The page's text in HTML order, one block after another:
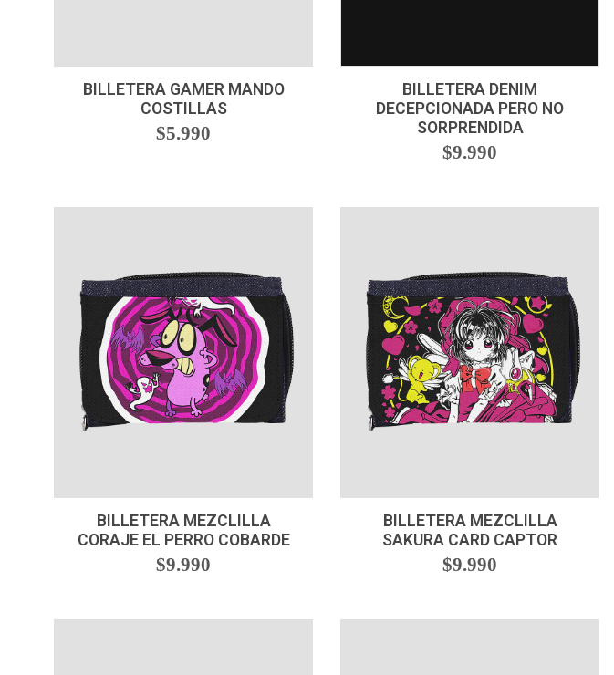
BILLETERA GAMER MANDO
COSTILLAS
$5.990
BILLETERA DENIM
DECEPCIONADA PERO NO
SORPRENDIDA
$9.990
BILLETERA MEZCLILLA
CORAJE EL PERRO COBARDE
$9.990
BILLETERA MEZCLILLA
SAKURA CARD CAPTOR
$9.990